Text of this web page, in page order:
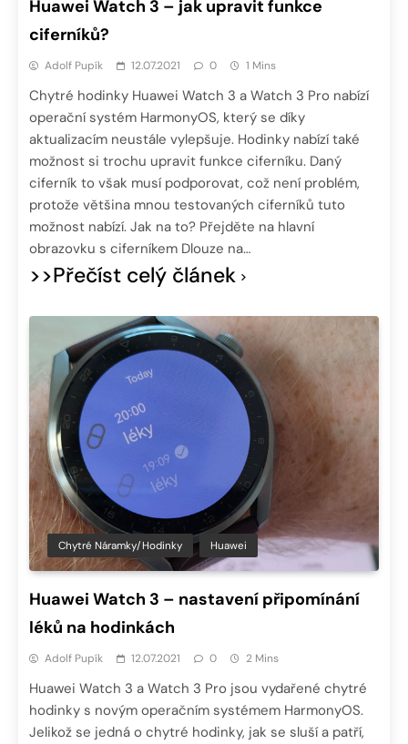
Huawei Watch 3 – jak upravit funkce
ciferníků?
Adolf Pupík 12.07.2021 0 1 Mins
Chytré hodinky Huawei Watch 3 a Watch 3 Pro nabízí
operační systém HarmonyOS, který se díky
aktualizacím neustále vylepšuje. Hodinky nabízí také
možnost si trochu upravit funkce ciferníku. Daný
ciferník to však musí podporovat, což není problém,
protože většina mnou testovaných ciferníků tuto
možnost nabízí. Jak na to? Přejděte na hlavní
obrazovku s ciferníkem Dlouze na…
>>Přečíst celý článek
Chytré Náramky/hodinky Huawei
Huawei Watch 3 – nastavení připomínání
léků na hodinkách
Adolf Pupík 12.07.2021 0 2 Mins
Huawei Watch 3 a Watch 3 Pro jsou vydařené chytré
hodinky s novým operačním systémem HarmonyOS.
Jelikož se jedná o chytré hodinky, jak se sluší a patří,